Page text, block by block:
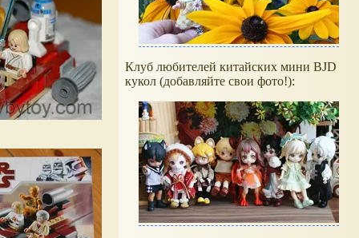
Клуб любителей китайских мини BJD
кукол (добавляйте свои фото!):